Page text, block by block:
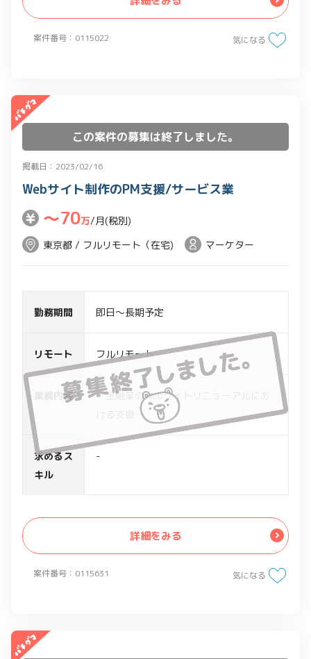
案件番号：0115022
タも取り入れ、客観的根拠に基づいた分
・データは匿名加工情報、操作は
気になる
この案件の募集は終了しました。
掲載日：2023/02/16
案件番号：0115631
Webサイト制作のPM支援/サービス業
〜70万/月(税別)
東京都 / フルリモート（在宅)
マーケター
勤務期間 即日～長期予定
リモート フルリモート
業務内容
・金融業のWebサイトリニューアルにお
・大規模なリニューアルプロジェクトで
求めるス
キル
-
詳細をみる
気になる